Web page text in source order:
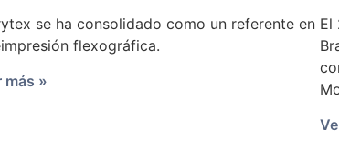
se ha consolidado como un referente en
flexográfica.
más »
El